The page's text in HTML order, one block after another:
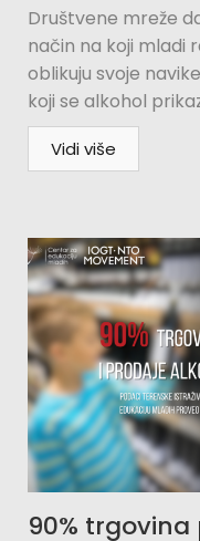
Društvene mreže
način na koji mladi
oblikuju svoje
koji se alkohol
Vidi više
90%